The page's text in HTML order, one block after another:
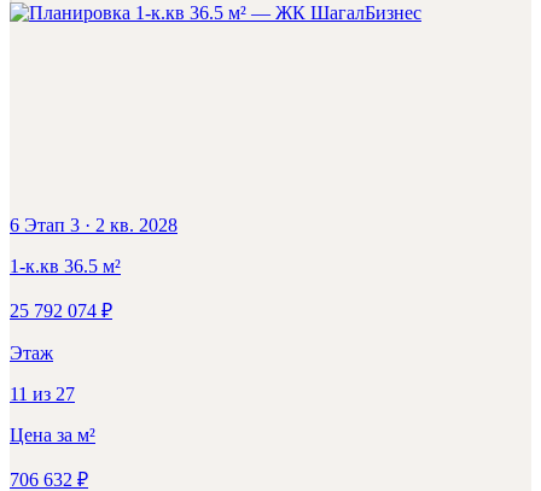
Бизнес
6 Этап 3 · 2 кв. 2028
1-к.кв 36.5 м²
25 792 074 ₽
Этаж
11 из 27
Цена за м²
706 632 ₽